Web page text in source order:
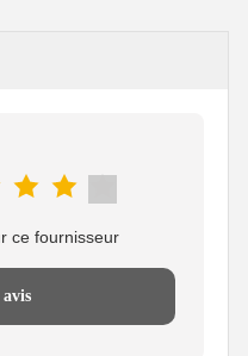
ce fournisseur